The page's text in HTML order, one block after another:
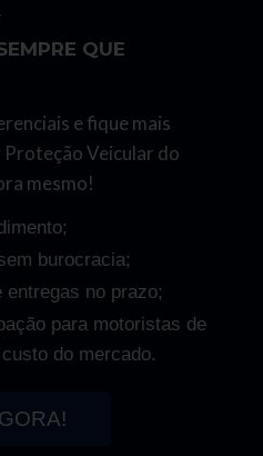
QUE
e fique mais
Veicular do
mesmo!
burocracia;
entregas no prazo;
para motoristas de
do mercado.